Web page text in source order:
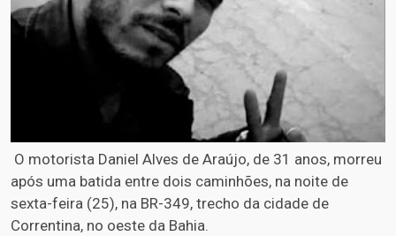
O motorista Daniel Alves de Araújo, de 31 anos, morreu
após uma batida entre dois caminhões, na noite de
sexta-feira (25), na BR-349, trecho da cidade de
Correntina, no oeste da Bahia.